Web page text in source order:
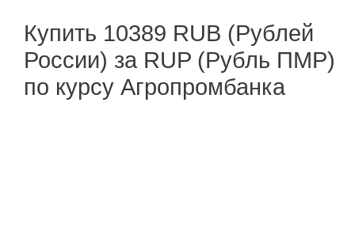
Купить 10389 RUB (Рублей
России) за RUP (Рубль ПМР)
по курсу Агропромбанка